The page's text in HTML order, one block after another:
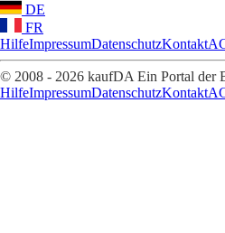
DE
FR
HilfeImpressumDatenschutzKontakt
© 2008 - 2026 kaufDA Ein Portal der
HilfeImpressumDatenschutzKontakt